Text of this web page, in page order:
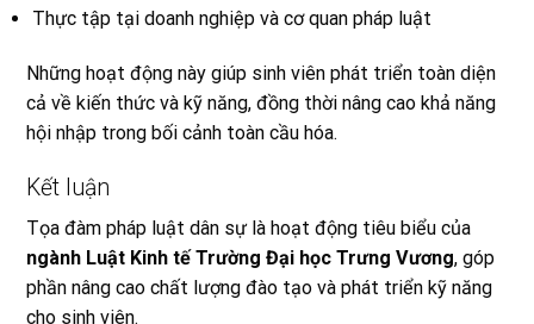
Thực tập tại doanh nghiệp và cơ quan pháp luật
Những hoạt động này giúp sinh viên phát triển toàn diện
cả về kiến thức và kỹ năng, đồng thời nâng cao khả năng
hội nhập trong bối cảnh toàn cầu hóa.
Kết luận
Tọa đàm pháp luật dân sự là hoạt động tiêu biểu của
ngành Luật Kinh tế Trường Đại học Trưng Vương, góp
phần nâng cao chất lượng đào tạo và phát triển kỹ năng
cho sinh viên.